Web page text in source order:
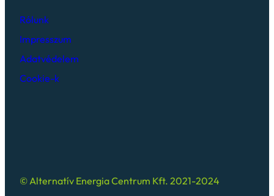
Rólunk
Impresszum
Adatvédelem
Cookie-k
© Alternatív Energia Centrum Kft. 2021-2024